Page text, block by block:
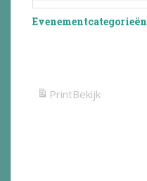
Evenementcategorieën
PrintBekijk